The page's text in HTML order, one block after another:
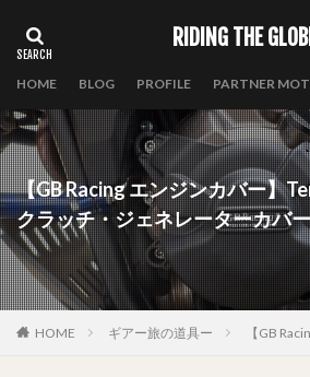
RIDING THE
HOME BLOG PROFILE PARTNER
【GB Racing エンジンカバー】
クラッチ・ジェネレーターカバ
HOME ギアー旅の道具ー 【GB